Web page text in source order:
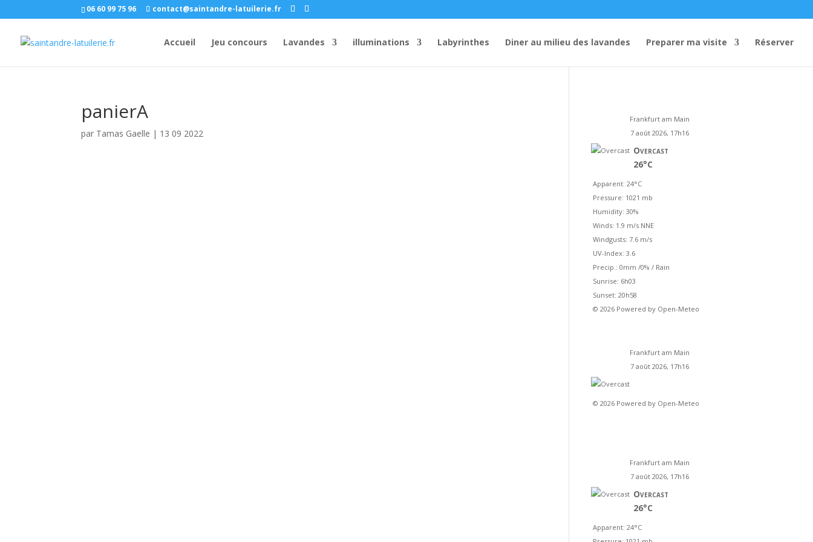
06 60 99 75 96 contact@saintandre-latuilerie.fr
Accueil Jeu concours Lavandes illuminations Labyrinthes Diner au milieu des lavandes Preparer ma visite Réserver
panierA
par Tamas Gaelle | 13 09 2022
Frankfurt am Main
7 août 2026, 17h16
Overcast
26°C
Apparent: 24°C
Pressure: 1021 mb
Humidity: 30%
Winds: 1.9 m/s NNE
Windgusts: 7.6 m/s
UV-Index: 3.6
Precip.: 0mm /0% / Rain
Sunrise: 6h03
Sunset: 20h58
© 2026 Powered by Open-Meteo
Frankfurt am Main
7 août 2026, 17h16
© 2026 Powered by Open-Meteo
Frankfurt am Main
7 août 2026, 17h16
Overcast
26°C
Apparent: 24°C